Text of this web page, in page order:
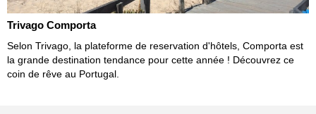
Trivago Comporta
Selon Trivago, la plateforme de reservation d'hôtels, Comporta est
la grande destination tendance pour cette année ! Découvrez ce
coin de rêve au Portugal.